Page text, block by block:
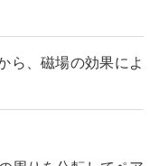
ら、磁場の効果によ